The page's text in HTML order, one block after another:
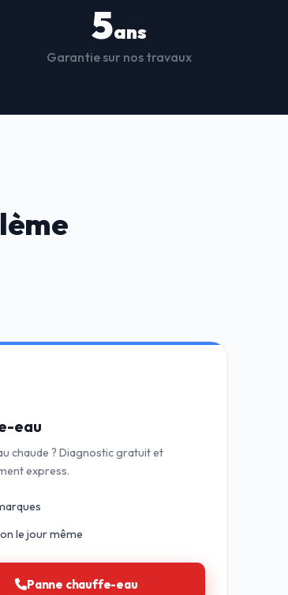
5ans
Garantie sur nos travaux
eau
chaude ? Diagnostic gratuit et
express.
le jour même
Panne chauffe-eau